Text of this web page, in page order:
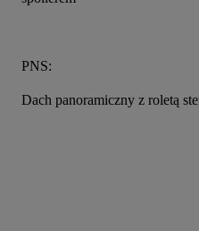
PNS:
Dach panoramiczny z roletą